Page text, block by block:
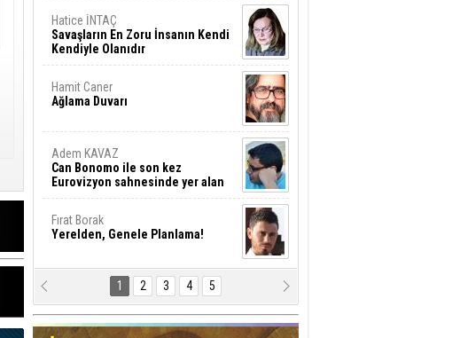
Hatice İNTAÇ
Savaşların En Zoru İnsanın Kendi
Kendiyle Olanıdır
Hamit Caner
Ağlama Duvarı
Adem KAVAZ
Can Bonomo ile son kez
Eurovizyon sahnesinde yer alan
Türkiye 10 yıl aradan sonra
Fırat Borak
Yerelden, Genele Planlama!
Erkut YILMABAŞAR
Bayrak tartışmaları ve ihalesiz
işler!
1 2 3 4 5